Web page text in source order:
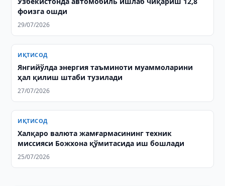
фоизга ошди
29/07/2026
ИҚТИСОД
Янгийўлда энергия таъминоти муаммоларини
ҳал қилиш штаби тузилади
27/07/2026
ИҚТИСОД
Халқаро валюта жамғармасининг техник
миссияси Божхона қўмитасида иш бошлади
25/07/2026